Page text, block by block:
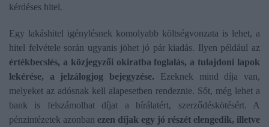
kérdéses hitel.
Egy lakáshitel igénylésnek komolyabb költségvonzata is lehet, a
hitel felvétele során ugyanis jöhet jó pár kiadás. Ilyen például az
értékbecslés, a közjegyzői okiratba foglalás, a tulajdoni lapok
lekérése, a jelzálogjog bejegyzése. Ezeknek mind díja van,
melyeket az adósnak kell alapesetben rendeznie. Sőt, még lehet a
bank is felszámolhat díjat a bírálatért, szerződéskötésért. A
pénzintézetek azonban ezen díjak egy jó részét elengedik, illetve